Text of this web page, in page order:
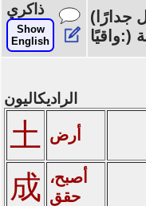
ذاكري
Show
English
(عندما تتراكم الأرض لتشكل جدارًا
الراديكاليون
土 أرض
成 أصبح،
حقق